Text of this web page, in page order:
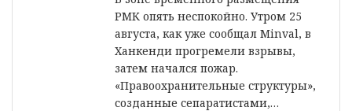
РМК опять неспокойно. Утром 25
августа, как уже сообщал Minval, в
Ханкенди прогремели взрывы,
затем начался пожар.
«Правоохранительные структуры»,
созданные сепаратистами,…